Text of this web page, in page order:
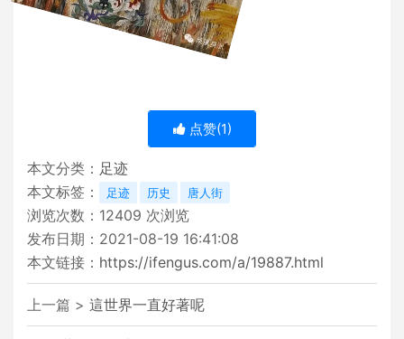
点赞(1)
本文分类： 足迹
本文标签：
足迹 历史 唐人街
浏览次数： 12409 次浏览
发布日期：2021-08-19 16:41:08
本文链接： https://ifengus.com/a/19887.html
上一篇 > 這世界一直好著呢